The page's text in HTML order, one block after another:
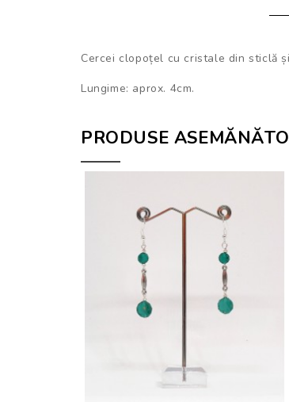
Cercei clopoțel cu cristale din sticlă
Lungime: aprox. 4cm.
PRODUSE